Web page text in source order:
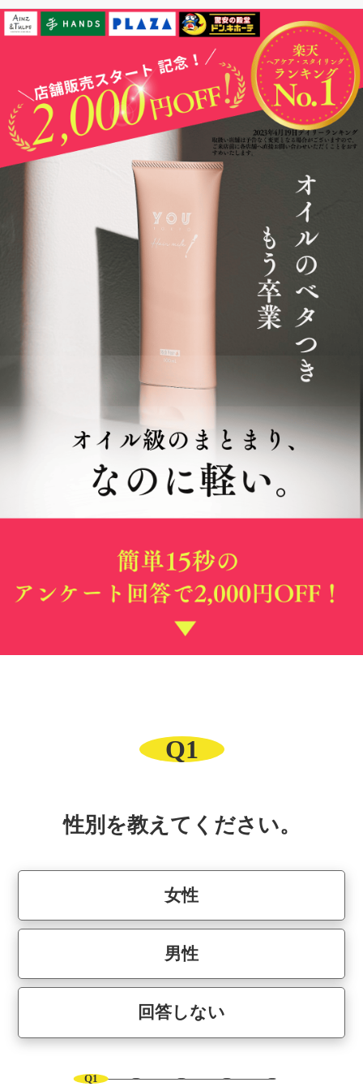
Q1
性別を教えてください。
女性
男性
回答しない
Q1